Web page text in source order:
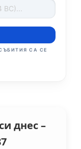
СА СЕ
днес –